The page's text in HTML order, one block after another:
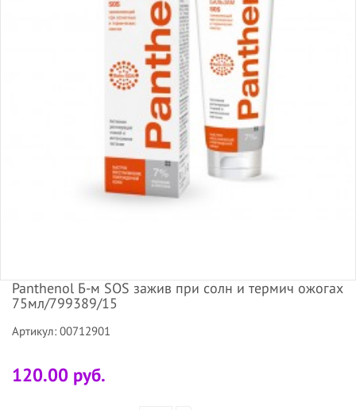
Panthenol Б-м SOS зажив при солн и термич ожогах
75мл/799389/15
Артикул: 00712901
120.00 руб.